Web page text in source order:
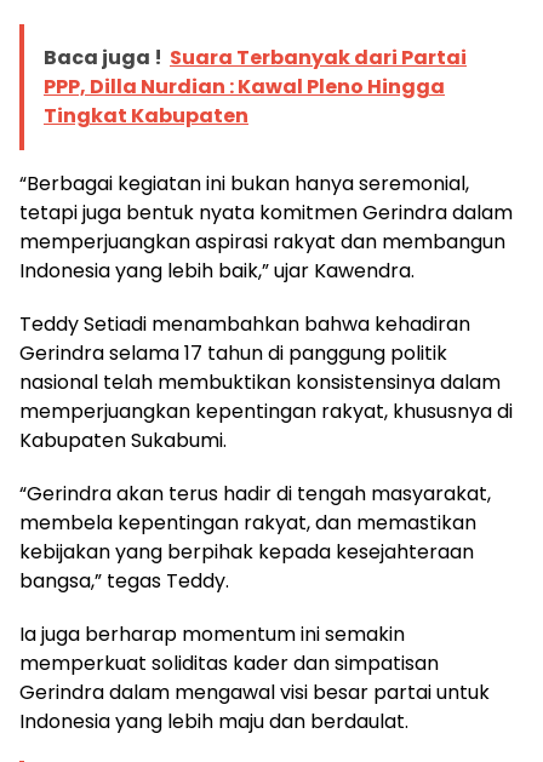
Baca juga ! Suara Terbanyak dari Partai
PPP, Dilla Nurdian : Kawal Pleno Hingga
Tingkat Kabupaten
“Berbagai kegiatan ini bukan hanya seremonial,
tetapi juga bentuk nyata komitmen Gerindra dalam
memperjuangkan aspirasi rakyat dan membangun
Indonesia yang lebih baik,” ujar Kawendra.
Teddy Setiadi menambahkan bahwa kehadiran
Gerindra selama 17 tahun di panggung politik
nasional telah membuktikan konsistensinya dalam
memperjuangkan kepentingan rakyat, khususnya di
Kabupaten Sukabumi.
“Gerindra akan terus hadir di tengah masyarakat,
membela kepentingan rakyat, dan memastikan
kebijakan yang berpihak kepada kesejahteraan
bangsa,” tegas Teddy.
Ia juga berharap momentum ini semakin
memperkuat soliditas kader dan simpatisan
Gerindra dalam mengawal visi besar partai untuk
Indonesia yang lebih maju dan berdaulat.